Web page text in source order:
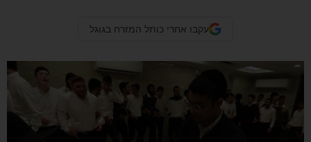
עקבו אחרי כותל המזרח בגוגל